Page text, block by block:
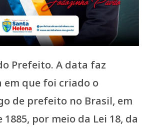
Prefeito. A data faz
em que foi criado o
de prefeito no Brasil, em
por meio da Lei 18, da